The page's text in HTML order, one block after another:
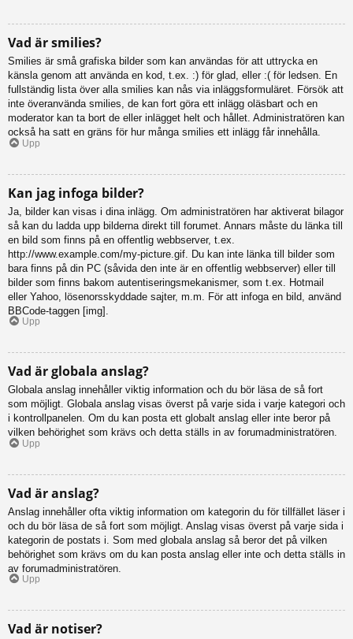
Vad är smilies?
Smilies är små grafiska bilder som kan användas för att uttrycka en
känsla genom att använda en kod, t.ex. :) för glad, eller :( för ledsen. En
fullständig lista över alla smilies kan nås via inläggsformuläret. Försök att
inte överanvända smilies, de kan fort göra ett inlägg oläsbart och en
moderator kan ta bort de eller inlägget helt och hållet. Administratören kan
också ha satt en gräns för hur många smilies ett inlägg får innehålla.
Upp
Kan jag infoga bilder?
Ja, bilder kan visas i dina inlägg. Om administratören har aktiverat bilagor
så kan du ladda upp bilderna direkt till forumet. Annars måste du länka till
en bild som finns på en offentlig webbserver, t.ex.
http://www.example.com/my-picture.gif. Du kan inte länka till bilder som
bara finns på din PC (såvida den inte är en offentlig webbserver) eller till
bilder som finns bakom autentiseringsmekanismer, som t.ex. Hotmail
eller Yahoo, lösenorsskyddade sajter, m.m. För att infoga en bild, använd
BBCode-taggen [img].
Upp
Vad är globala anslag?
Globala anslag innehåller viktig information och du bör läsa de så fort
som möjligt. Globala anslag visas överst på varje sida i varje kategori och
i kontrollpanelen. Om du kan posta ett globalt anslag eller inte beror på
vilken behörighet som krävs och detta ställs in av forumadministratören.
Upp
Vad är anslag?
Anslag innehåller ofta viktig information om kategorin du för tillfället läser i
och du bör läsa de så fort som möjligt. Anslag visas överst på varje sida i
kategorin de postats i. Som med globala anslag så beror det på vilken
behörighet som krävs om du kan posta anslag eller inte och detta ställs in
av forumadministratören.
Upp
Vad är notiser?